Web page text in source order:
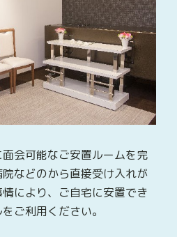
会可能なご安置ルームを完
などのから直接受け入れが
により、ご自宅に安置でき
ご利用ください。